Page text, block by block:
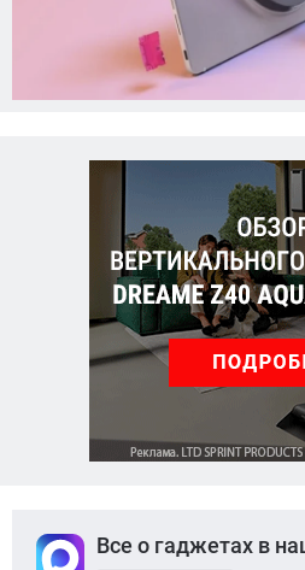
Все о гаджетах в